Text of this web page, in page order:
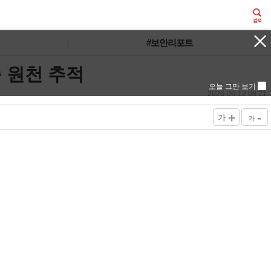
#보안리포트
천 추적
2026-06-12 08:21
가 + 가 -
오늘 그만 보기